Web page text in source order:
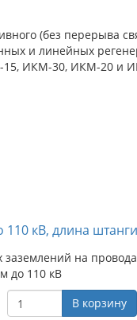
(без перерыва
и линейных
ИКМ-30, ИКМ-20 и
кВ, длина
на
до 110 кВ
В корзину